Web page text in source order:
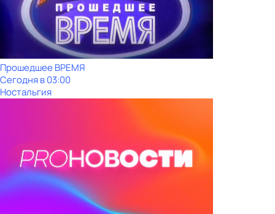
Прошедшее ВРЕМЯ
Сегодня в 03:00
Ностальгия